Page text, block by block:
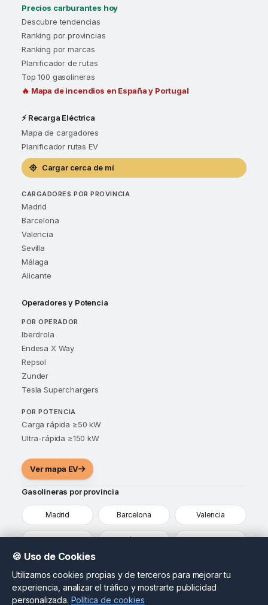
Precios carburantes hoy
Descubre tendencias
Ranking por provincias
Ranking por marcas
Planificador de rutas
Top 100 gasolineras
🔥 Mapa de incendios en España y Portugal
⚡ Recarga Eléctrica
Mapa de cargadores
Planificador rutas EV
Cargar cerca de mí
CARGADORES POR PROVINCIA
Madrid
Barcelona
Valencia
Sevilla
Málaga
Alicante
Operadores y Potencia
POR OPERADOR
Iberdrola
Endesa X Way
Repsol
Zunder
Tesla Superchargers
POR POTENCIA
Carga rápida ≥50 kW
Ultra-rápida ≥150 kW
Ver mapa EV
Gasolineras por provincia
Madrid Barcelona Valencia
Sevilla Málaga Alicante
¿Eres propietario de una gasolinera?
🍪 Uso de Cookies
Utilizamos cookies propias y de terceros para mejorar tu
experiencia, analizar el tráfico y mostrarte publicidad
personalizada. Política de cookies